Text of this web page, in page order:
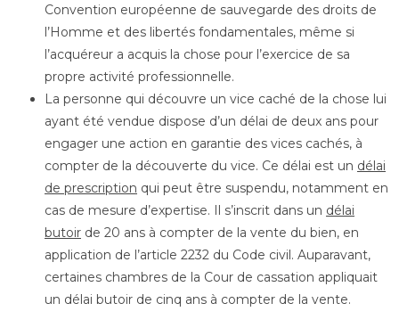
Convention européenne de sauvegarde des droits de
l’Homme et des libertés fondamentales, même si
l’acquéreur a acquis la chose pour l’exercice de sa
propre activité professionnelle.
La personne qui découvre un vice caché de la chose lui
ayant été vendue dispose d’un délai de deux ans pour
engager une action en garantie des vices cachés, à
compter de la découverte du vice. Ce délai est un délai
de prescription qui peut être suspendu, notamment en
cas de mesure d’expertise. Il s’inscrit dans un délai
butoir de 20 ans à compter de la vente du bien, en
application de l’article 2232 du Code civil. Auparavant,
certaines chambres de la Cour de cassation appliquait
un délai butoir de cinq ans à compter de la vente.